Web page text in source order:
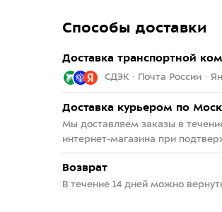
Способы доставки
Доставка транспортной
СДЭК · Почта России ·
Доставка курьером по
Мы доставляем заказы в
интернет-магазина при
Возврат
В течение 14 дней можно